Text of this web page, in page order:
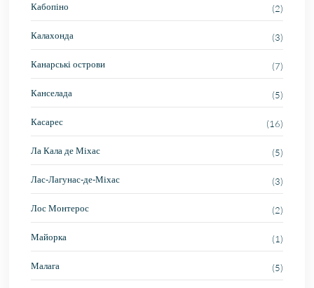
Кабопіно (2)
Калахонда (3)
Канарські острови (7)
Канселада (5)
Касарес (16)
Ла Кала де Міхас (5)
Лас-Лагунас-де-Міхас (3)
Лос Монтерос (2)
Майорка (1)
Малага (5)